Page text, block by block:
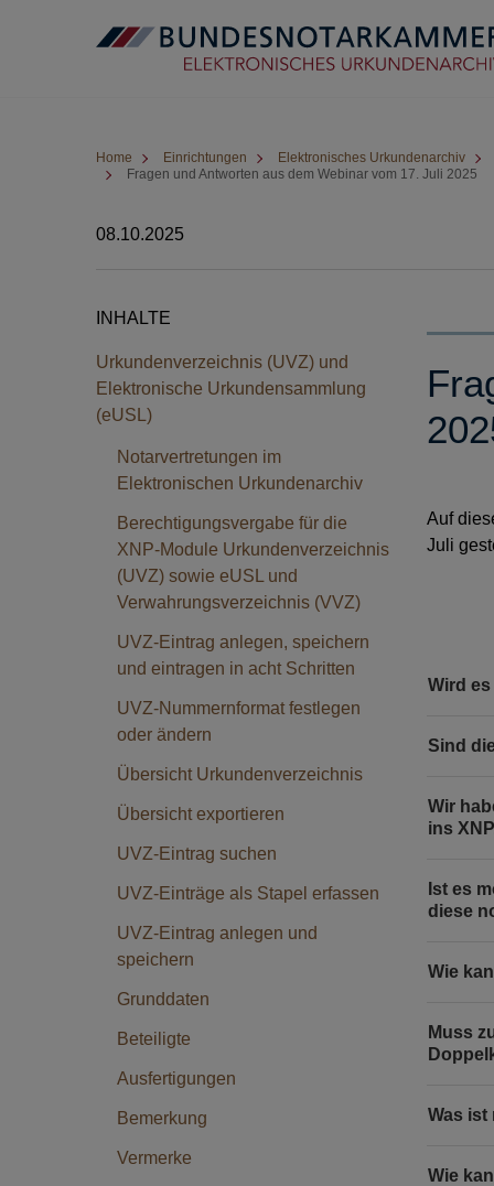
Home Einrichtungen Elektronisches Urkundenarchiv
Fragen und Antworten aus dem Webinar vom 17. Juli 2025
08.10.2025
INHALTE
Urkundenverzeichnis (UVZ) und
Elektronische Urkundensammlung
(eUSL)
Notarvertretungen im
Elektronischen Urkundenarchiv
Berechtigungsvergabe für die
XNP-Module Urkundenverzeichnis
(UVZ) sowie eUSL und
Verwahrungsverzeichnis (VVZ)
UVZ-Eintrag anlegen, speichern
und eintragen in acht Schritten
UVZ-Nummernformat festlegen
oder ändern
Übersicht Urkundenverzeichnis
Übersicht exportieren
UVZ-Eintrag suchen
UVZ-Einträge als Stapel erfassen
UVZ-Eintrag anlegen und
speichern
Grunddaten
Beteiligte
Ausfertigungen
Bemerkung
Vermerke
Auf
Juli
Wird
Sind
Wir
ins
Ist es
diese
Wie
Muss
Was ist
Wie